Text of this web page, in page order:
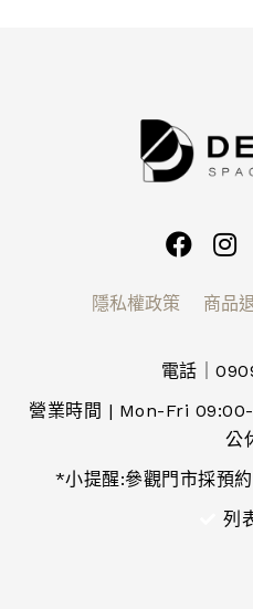
隱私權政策 商品
電話｜
營業時間 | Mon-Fri
公
*小提醒:參觀門市採預
列